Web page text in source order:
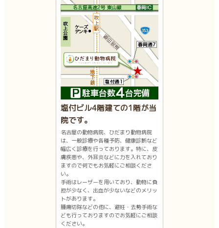
塩付ビル4階建ての1階が当
院です。
名古屋の動物病院、ひだまり動物病院
は、一般診療や各種予防、健康診断など
幅広く診療を行っております。特に、皮
膚疾患や、外耳炎などに力を入れており
ますので何でもお気軽にご相談くださ
い。
手術はレーザーを用いており、動物に負
担が少なく、出血が少ないなどのメリッ
トがあります。
腫瘍切除などの他に、避妊・去勢手術な
ども行っておりますのでお気軽にご相談
ください。